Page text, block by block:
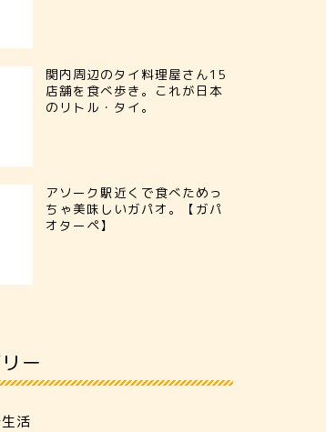
ポンサヌックヌア】ユネ
遺産保全賞を受賞した素
関内周辺のタイ料理屋さん15
店舗を食べ歩き。これが日本
のリトル・タイ。
アソーク駅近くで食べためっ
ちゃ美味しいガパオ。【ガパ
オターペ】
ー
活